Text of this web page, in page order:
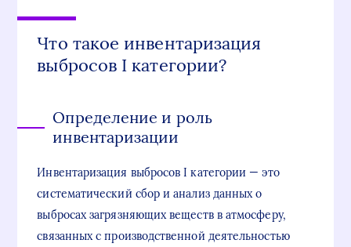
Что такое инвентаризация
выбросов I категории?
Определение и роль
инвентаризации
Инвентаризация выбросов I категории — это
систематический сбор и анализ данных о
выбросах загрязняющих веществ в атмосферу,
связанных с производственной деятельностью